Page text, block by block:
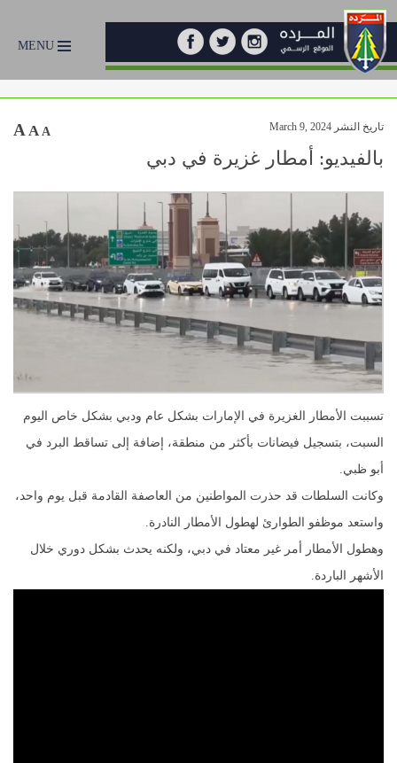
MENU
تاريخ النشر March 9, 2024 A A A
بالفيديو: أمطار غزيرة في دبي
تسببت الأمطار الغزيرة في الإمارات بشكل عام ودبي بشكل خاص اليوم
السبت، بتسجيل فيضانات بأكثر من منطقة، إضافة إلى تساقط البرد في
أبو ظبي.
وكانت السلطات قد حذرت المواطنين من العاصفة القادمة قبل يوم واحد،
واستعد موظفو الطوارئ لهطول الأمطار النادرة.
وهطول الأمطار أمر غير معتاد في دبي، ولكنه يحدث بشكل دوري خلال
الأشهر الباردة.